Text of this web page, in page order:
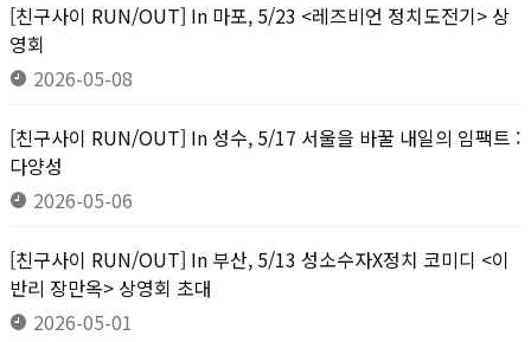
[친구사이 RUN/OUT] In 마포, 5/23 <레즈비언 정치도전기> 상
영회
2026-05-08
[친구사이 RUN/OUT] In 성수, 5/17 서울을 바꿀 내일의 임팩트 :
다양성
2026-05-06
[친구사이 RUN/OUT] In 부산, 5/13 성소수자X정치 코미디 <이
반리 장만옥> 상영회 초대
2026-05-01